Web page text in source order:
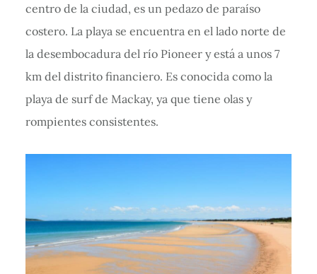
centro de la ciudad, es un pedazo de paraíso
costero. La playa se encuentra en el lado norte de
la desembocadura del río Pioneer y está a unos 7
km del distrito financiero. Es conocida como la
playa de surf de Mackay, ya que tiene olas y
rompientes consistentes.